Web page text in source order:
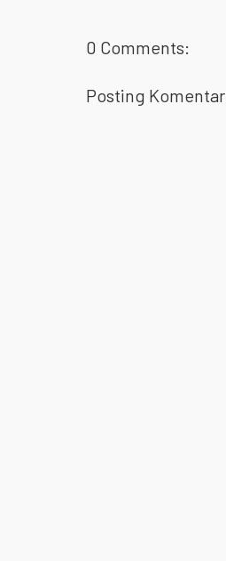
0 Comments:
Posting Komentar